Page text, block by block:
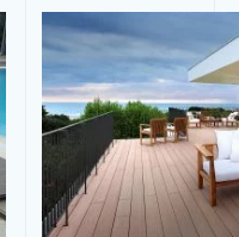
Tam Ekran